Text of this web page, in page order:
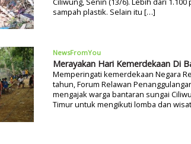
sampah plastik. Selain itu […]
NewsFromYou
Merayakan Hari Kemerdekaan Di
Memperingati kemerdekaan Negara
tahun, Forum Relawan
mengajak warga bantaran sungai
Timur untuk mengikuti lomba dan